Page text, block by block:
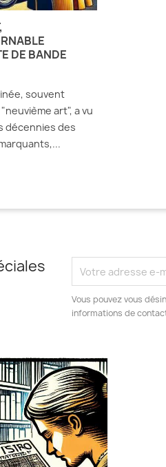
DE BANDE
souvent
art", a vu
décennies des
Vous pouvez vous
informations de